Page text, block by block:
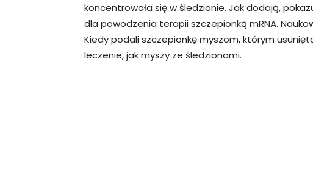
koncentrowała się w śledzionie. Jak dodają,
dla powodzenia terapii szczepionką mRNA.
Kiedy podali szczepionkę myszom, którym
leczenie, jak myszy ze śledzionami.